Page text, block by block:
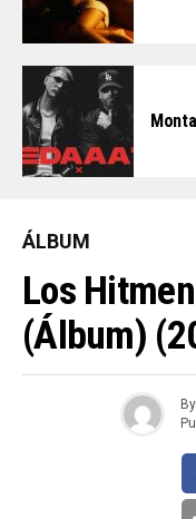
ÁLBUM
Los
(Álbum)
By